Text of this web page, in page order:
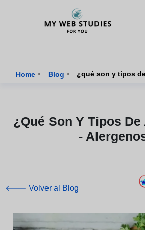
Home › Blog › ¿qué son y tipos
¿qué Son Y Tipos
-
🡐 Volver al Blog